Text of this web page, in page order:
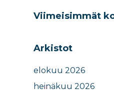
Viimeisimmät
Arkistot
elokuu 2026
heinäkuu 2026